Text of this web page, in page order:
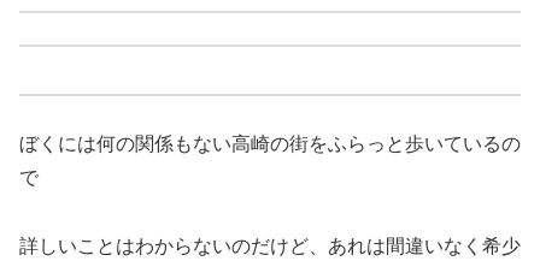
ぼくには何の関係もない高崎の街をふらっと歩いているの
で
詳しいことはわからないのだけど、あれは間違いなく希少